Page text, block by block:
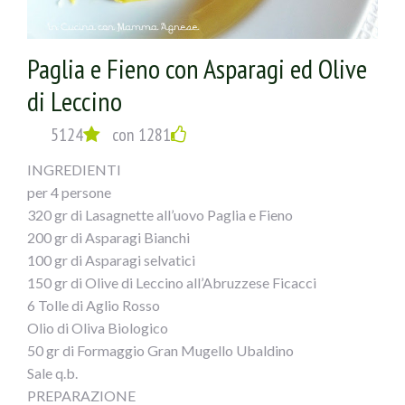
Paglia e Fieno con Asparagi ed Olive
di Leccino
5124 con 1281
INGREDIENTI
per 4 persone
320 gr di Lasagnette all’uovo Paglia e Fieno
200 gr di Asparagi Bianchi
100 gr di Asparagi selvatici
150 gr di Olive di Leccino all’Abruzzese Ficacci
6 Tolle di Aglio Rosso
Olio di Oliva Biologico
50 gr di Formaggio Gran Mugello Ubaldino
Sale q.b.
PREPARAZIONE